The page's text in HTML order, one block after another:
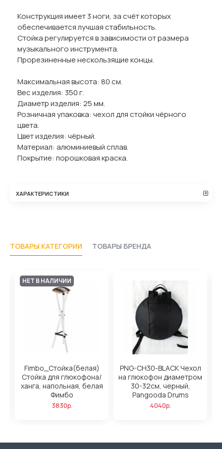
Конструкция имеет 3 ноги, за счёт которых
обеспечивается лучшая стабильность.
Стойка регулируется в зависимости от размера
музыкального инструмента.
Прорезиненные нескользящие концы.
Максимальная высота: 80 см.
Вес изделия: 350 г.
Диаметр изделия: 25 мм.
Розничная упаковка: чехол для стойки чёрного
цвета.
Цвет изделия: чёрный.
Материал: алюминиевый сплав.
Покрытие: порошковая краска.
ХАРАКТЕРИСТИКИ
ТОВАРЫ КАТЕГОРИИ ТОВАРЫ БРЕНДА
НЕТ В НАЛИЧИИ
Fimbo_Стойка(белая)
Стойка для глюкофона/
ханга, напольная, белая
Фимбо
3830р.
PNG-CH30-BLACK Чехол
на глюкофон диаметром
30-32см, черный,
Pangooda Drums
4040р.